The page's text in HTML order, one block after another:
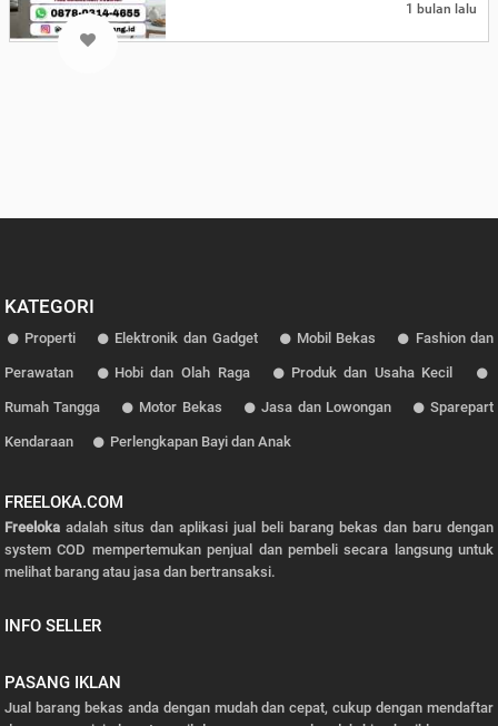
1 bulan lalu
KATEGORI
Properti Elektronik dan Gadget Mobil Bekas Fashion dan
Perawatan Hobi dan Olah Raga Produk dan Usaha Kecil
Rumah Tangga Motor Bekas Jasa dan Lowongan Sparepart
Kendaraan Perlengkapan Bayi dan Anak
FREELOKA.COM
Freelokaadalah situs dan aplikasi jual beli barang bekas dan baru dengan
system COD mempertemukan penjual dan pembeli secara langsung untuk
melihat barang atau jasa dan bertransaksi.
INFO SELLER
PASANG IKLAN
Jual barang bekas anda dengan mudah dan cepat, cukup dengan mendaftar